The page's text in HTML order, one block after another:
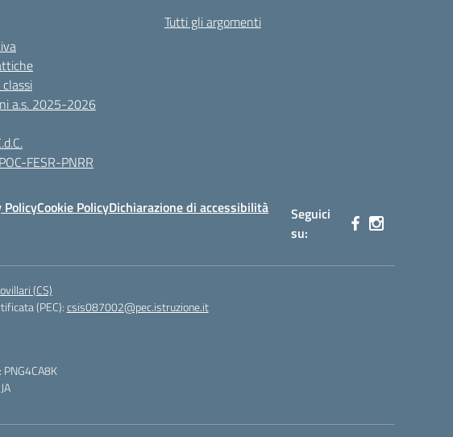
a.s. 2025-2026
FESR-PNRR
Tutti gli argomenti
PolicyCookie PolicyDichiarazione di accessibilità
Seguici
su:
(CS)
(PEC):csis087002@pec.istruzione.it